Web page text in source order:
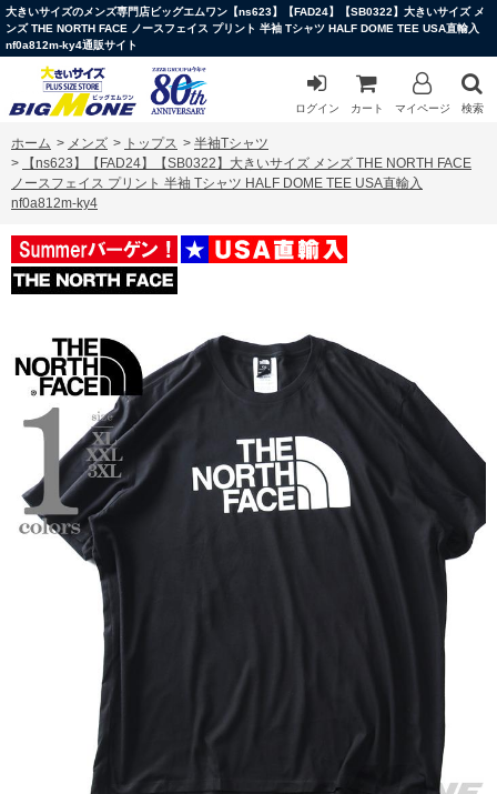
大きいサイズのメンズ専門店ビッグエムワン【ns623】【FAD24】【SB0322】大きいサイズ メ
ンズ THE NORTH FACE ノースフェイス プリント 半袖 Tシャツ HALF DOME TEE USA直輸入
nf0a812m-ky4通販サイト
ログイン カート マイページ 検索
ホーム > メンズ > トップス > 半袖Tシャツ
>
【ns623】【FAD24】【SB0322】大きいサイズ メンズ THE NORTH FACE
ノースフェイス プリント 半袖 Tシャツ HALF DOME TEE USA直輸入
nf0a812m-ky4